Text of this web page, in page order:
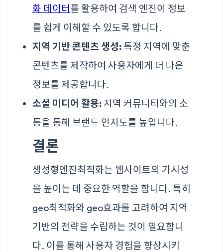
화 데이터를 활용하여 검색 엔진이 정보
를 쉽게 이해할 수 있도록 합니다.
지역 기반 콘텐츠 생성: 특정 지역에 맞춘
콘텐츠를 제작하여 사용자에게 더 나은
정보를 제공합니다.
소셜 미디어 활용: 지역 커뮤니티와의 소
통을 통해 브랜드 인지도를 높입니다.
결론
생성형엔진최적화는 웹사이트의 가시성
을 높이는 데 중요한 역할을 합니다. 특히
geo최적화와 geo효과를 고려하여 지역
기반의 전략을 수립하는 것이 필요합니
다. 이를 통해 사용자 경험을 향상시키